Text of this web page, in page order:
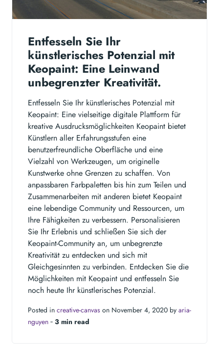
Entfesseln Sie Ihr
künstlerisches Potenzial mit
Keopaint: Eine Leinwand
unbegrenzter Kreativität.
Entfesseln Sie Ihr künstlerisches Potenzial mit
Keopaint: Eine vielseitige digitale Plattform für
kreative Ausdrucksmöglichkeiten Keopaint bietet
Künstlern aller Erfahrungsstufen eine
benutzerfreundliche Oberfläche und eine
Vielzahl von Werkzeugen, um originelle
Kunstwerke ohne Grenzen zu schaffen. Von
anpassbaren Farbpaletten bis hin zum Teilen und
Zusammenarbeiten mit anderen bietet Keopaint
eine lebendige Community und Ressourcen, um
Ihre Fähigkeiten zu verbessern. Personalisieren
Sie Ihr Erlebnis und schließen Sie sich der
Keopaint-Community an, um unbegrenzte
Kreativität zu entdecken und sich mit
Gleichgesinnten zu verbinden. Entdecken Sie die
Möglichkeiten mit Keopaint und entfesseln Sie
noch heute Ihr künstlerisches Potenzial.
Posted in creative-canvas on November 4, 2020 by aria-
nguyen ‐ 3 min read